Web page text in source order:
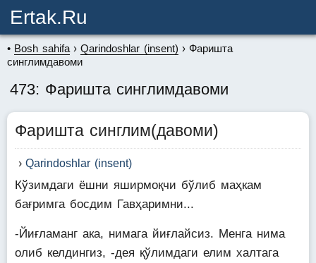
Ertak.ru
Bosh sahifa Qarindoshlar (insent)
Фаришта
синглимдавоми
473: Фаришта синглимдавоми
Фаришта синглим(давоми)
Qarindoshlar (insent)
Кўзимдаги ёшни яширмоқчи бўлиб маҳкам
бағримга босдим Гавҳаримни...
-Йиғламанг ака, нимага йиғлайсиз. Менга нима
олиб келдингиз, -дея қўлимдаги елим халтага